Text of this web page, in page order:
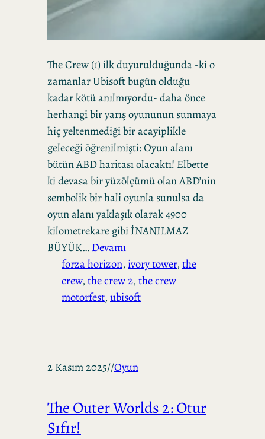
The Crew (1) ilk duyurulduğunda -ki o
zamanlar Ubisoft bugün olduğu
kadar kötü anılmıyordu- daha önce
herhangi bir yarış oyununun sunmaya
hiç yeltenmediği bir acayiplikle
geleceği öğrenilmişti: Oyun alanı
bütün ABD haritası olacaktı! Elbette
ki devasa bir yüzölçümü olan ABD’nin
sembolik bir hali oyunla sunulsa da
oyun alanı yaklaşık olarak 4900
kilometrekare gibi İNANILMAZ
BÜYÜK… Devamı
forza horizon, ivory tower, the
crew, the crew 2, the crew
motorfest, ubisoft
2 Kasım 2025//Oyun
The Outer Worlds 2: Otur
Sıfır!